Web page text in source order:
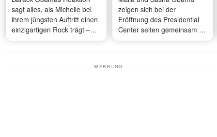
sagt alles, als Michelle bei
ihrem jüngsten Auftritt einen
einzigartigen Rock trägt –
Fotos
zeigen sich bei der
Eröffnung des Presidential
Center selten gemeinsam –
und ihre Looks sorgen für
Aufsehen – Fotos
WERBUNG